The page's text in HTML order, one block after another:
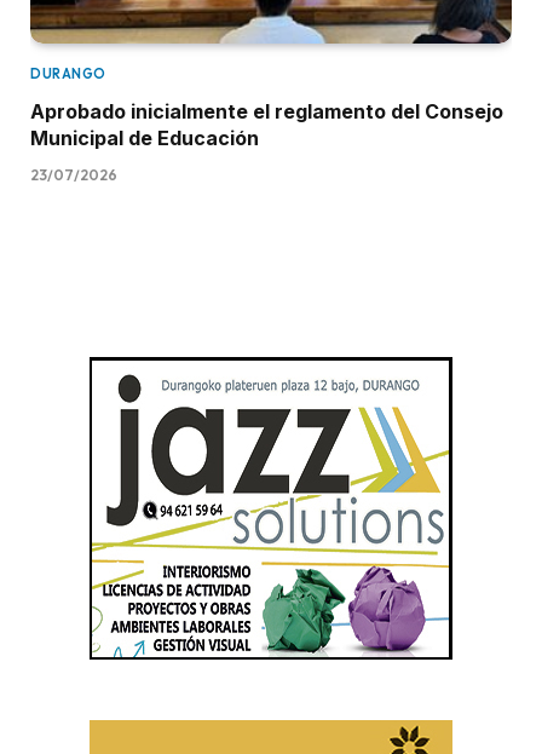
DURANGO
Aprobado inicialmente el reglamento del Consejo
Municipal de Educación
23/07/2026